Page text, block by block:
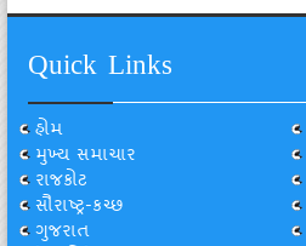
Quick Links
હોમ
મુખ્ય સમાચાર
રાજકોટ
સૌરાષ્ટ્ર-કચ્છ
ગુજરાત